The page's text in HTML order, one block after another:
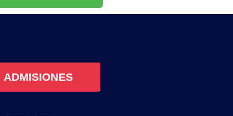
ADMISIONES